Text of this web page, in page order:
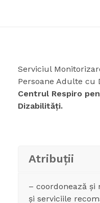
Serviciul
Persoane Adulte
Centrul Respiro
Dizabilități.
Atribuții
– coordonează
și serviciile